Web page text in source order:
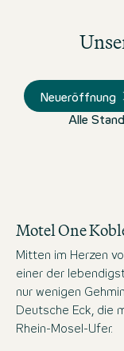
Neueröffnung
Alle
Motel One
Mitten im Herzen
einer der
nur wenigen
Deutsche Eck, die
Rhein-Mosel-Ufer.